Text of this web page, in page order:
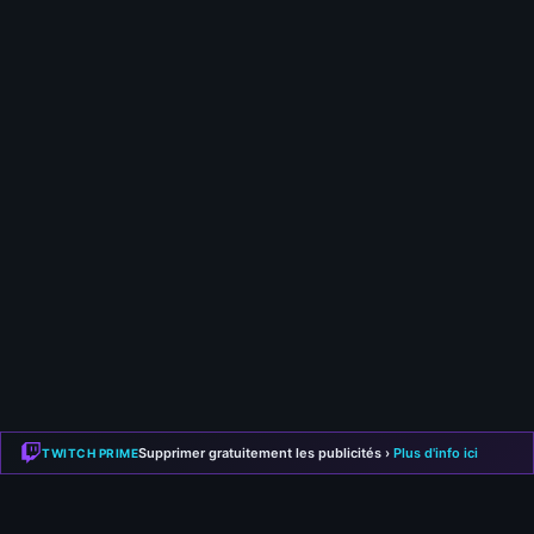
TWITCH PRIMESupprimer gratuitement les publicités › Plus d'info ici